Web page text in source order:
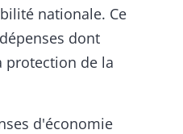
nationale. Ce
dont
protection de la
d'économie